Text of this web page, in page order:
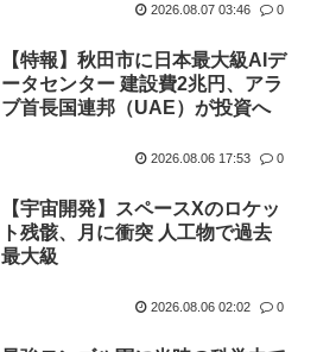
2026.08.07 03:46 0
【特報】秋田市に日本最大級AIデ
ータセンター 建設費2兆円、アラ
ブ首長国連邦（UAE）が投資へ
2026.08.06 17:53 0
【宇宙開発】スペースXのロケッ
ト残骸、月に衝突 人工物で過去
最大級
2026.08.06 02:02 0